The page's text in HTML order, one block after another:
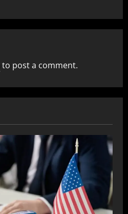
to post a comment.